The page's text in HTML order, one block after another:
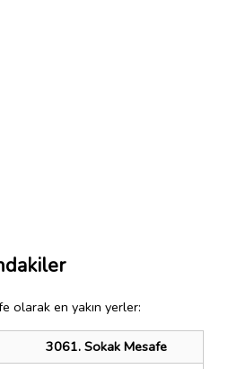
olarak en yakın yerler:
3061. Sokak Mesafe